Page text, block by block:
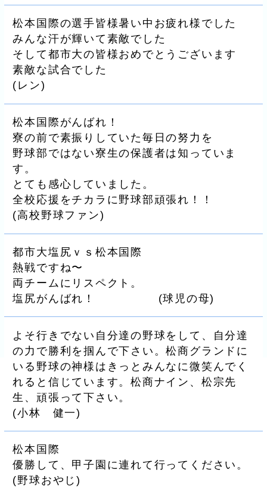
松本国際の選手皆様暑い中お疲れ様でした
みんな汗が輝いて素敵でした
そして都市大の皆様おめでとうございます
素敵な試合でした
( レン)
松本国際がんばれ！
寮の前で素振りしていた毎日の努力を
野球部ではない寮生の保護者は知っていま
す。
とても感心していました。
全校応援をチカラに野球部頑張れ！！
(高校野球ファン)
都市大塩尻ｖｓ松本国際
熱戦ですね〜
両チームにリスペクト。
塩尻がんばれ！
(球児の母)
よそ行きでない自分達の野球をして、自分達
の力で勝利を掴んで下さい。松商グランドに
いる野球の神様はきっとみんなに微笑んでく
れると信じています。松商ナイン、松宗先
生、頑張って下さい。
(小林 健一)
松本国際
優勝して、甲子園に連れて行ってください。
(野球おやじ)